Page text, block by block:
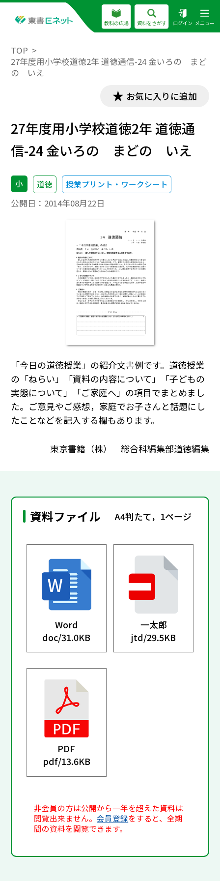
教科の広場 資料をさがす ログイン メニュー
TOP
27年度用小学校道徳2年 道徳通信-24 金いろの まど
の いえ
お気に入りに追加
27年度用小学校道徳2年 道徳通
信-24 金いろの まどの いえ
小 道徳 授業プリント・ワークシート
公開日： 2014年08月22日
「今日の道徳授業」の紹介文書例です。道徳授業
の「ねらい」「資料の内容について」「子どもの
実態について」「ご家庭へ」の項目でまとめまし
た。ご意見やご感想，家庭でお子さんと話題にし
たことなどを記入する欄もあります。
東京書籍（株） 総合科編集部道徳編集
資料ファイル A4判たて，1ページ
Word
doc/31.0KB
一太郎
jtd/29.5KB
PDF
pdf/13.6KB
非会員の方は公開から一年を超えた資料は
閲覧出来ません。会員登録をすると、全期
間の資料を閲覧できます。